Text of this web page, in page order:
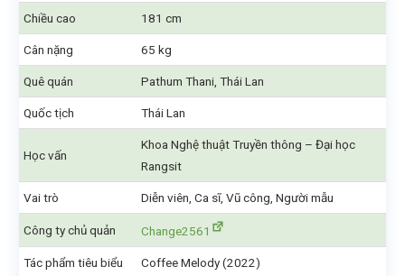
Chiều cao 181 cm
Cân nặng 65 kg
Quê quán Pathum Thani, Thái Lan
Quốc tịch Thái Lan
Học vấn
Khoa Nghệ thuật Truyền thông – Đại học
Rangsit
Vai trò Diễn viên, Ca sĩ, Vũ công, Người mẫu
Công ty chủ quản Change2561
Tác phẩm tiêu biểu Coffee Melody (2022)